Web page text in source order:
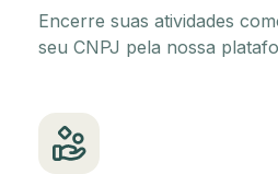
Encerre suas atividades
seu CNPJ pela nossa